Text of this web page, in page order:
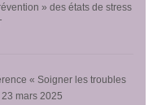
» des états de stress
« Soigner les troubles
mars 2025